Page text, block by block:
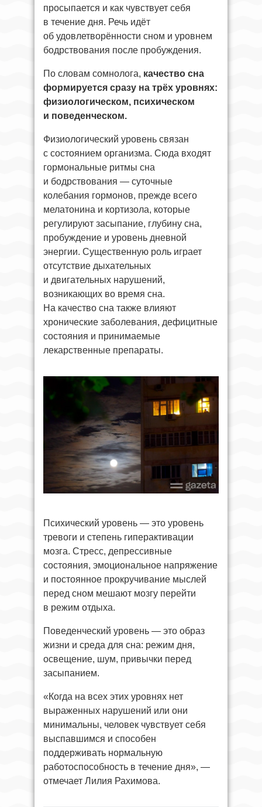
просыпается и как чувствует себя
в течение дня. Речь идёт
об удовлетворённости сном и уровнем
бодрствования после пробуждения.
По словам сомнолога, качество сна
формируется сразу на трёх уровнях:
физиологическом, психическом
и поведенческом.
Физиологический уровень связан
с состоянием организма. Сюда входят
гормональные ритмы сна
и бодрствования — суточные
колебания гормонов, прежде всего
мелатонина и кортизола, которые
регулируют засыпание, глубину сна,
пробуждение и уровень дневной
энергии. Существенную роль играет
отсутствие дыхательных
и двигательных нарушений,
возникающих во время сна.
На качество сна также влияют
хронические заболевания, дефицитные
состояния и принимаемые
лекарственные препараты.
Психический уровень — это уровень
тревоги и степень гиперактивации
мозга. Стресс, депрессивные
состояния, эмоциональное напряжение
и постоянное прокручивание мыслей
перед сном мешают мозгу перейти
в режим отдыха.
Поведенческий уровень — это образ
жизни и среда для сна: режим дня,
освещение, шум, привычки перед
засыпанием.
«Когда на всех этих уровнях нет
выраженных нарушений или они
минимальны, человек чувствует себя
выспавшимся и способен
поддерживать нормальную
работоспособность в течение дня», —
отмечает Лилия Рахимова.